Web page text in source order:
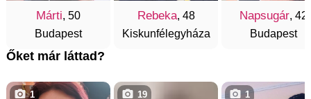
Márti, 50
Budapest
Rebeka, 48
Kiskunfélegyháza
Napsugár, 42
Budapest
Őket már láttad?
1 19 1